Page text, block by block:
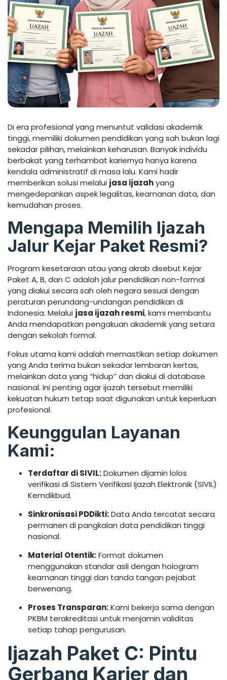
Di era profesional yang menuntut validasi akademik
tinggi, memiliki dokumen pendidikan yang sah bukan lagi
sekadar pilihan, melainkan keharusan. Banyak individu
berbakat yang terhambat kariernya hanya karena
kendala administratif di masa lalu. Kami hadir
memberikan solusi melalui jasa ijazahyang
mengedepankan aspek legalitas, keamanan data, dan
kemudahan proses.
Mengapa Memilih Ijazah
Jalur Kejar Paket Resmi?
Program kesetaraan atau yang akrab disebut Kejar
Paket A, B, dan C adalah jalur pendidikan non-formal
yang diakui secara sah oleh negara sesuai dengan
peraturan perundang-undangan pendidikan di
Indonesia. Melalui jasa ijazah resmi, kami membantu
Anda mendapatkan pengakuan akademik yang setara
dengan sekolah formal.
Fokus utama kami adalah memastikan setiap dokumen
yang Anda terima bukan sekadar lembaran kertas,
melainkan data yang “hidup” dan diakui di database
nasional. Ini penting agar ijazah tersebut memiliki
kekuatan hukum tetap saat digunakan untuk keperluan
profesional.
Keunggulan Layanan
Kami:
Terdaftar di SIVIL:Dokumen dijamin lolos
verifikasi di Sistem Verifikasi Ijazah Elektronik (SIVIL)
Kemdikbud.
Sinkronisasi PDDikti:Data Anda tercatat secara
permanen di pangkalan data pendidikan tinggi
nasional.
Material Otentik:Format dokumen
menggunakan standar asli dengan hologram
keamanan tinggi dan tanda tangan pejabat
berwenang.
Proses Transparan:Kami bekerja sama dengan
PKBM terakreditasi untuk menjamin validitas
setiap tahap pengurusan.
Ijazah Paket C: Pintu
Gerbang Karier dan